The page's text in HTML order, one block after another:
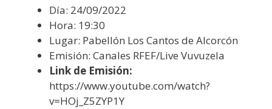
Día: 24/09/2022
Hora: 19:30
Lugar: Pabellón Los Cantos de Alcorcón
Emisión: Canales RFEF/Live Vuvuzela
Link de Emisión:
https://www.youtube.com/watch?
v=HOj_Z5ZYP1Y